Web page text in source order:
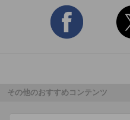
その他のおすすめコンテンツ